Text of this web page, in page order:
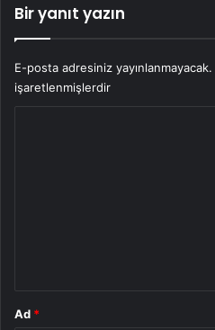
Bir yanıt yazın
E-posta adresiniz yayınlanmayacak.
işaretlenmişlerdir
Ad *